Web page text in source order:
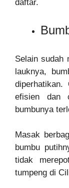
daftar.
Selain sudah
lauknya,
efisien dan
bumbunya
Masak
bumbu
tidak
tumpeng di